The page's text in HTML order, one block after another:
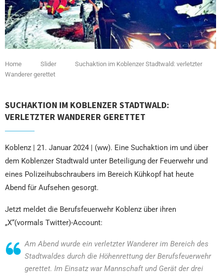
Home Slider
Suchaktion im Koblenzer Stadtwald: verletzter
Wanderer gerettet
SUCHAKTION IM KOBLENZER STADTWALD:
VERLETZTER WANDERER GERETTET
Koblenz | 21. Januar 2024 | (ww). Eine Suchaktion im und über
dem Koblenzer Stadtwald unter Beteiligung der Feuerwehr und
eines Polizeihubschraubers im Bereich Kühkopf hat heute
Abend für Aufsehen gesorgt.
Jetzt meldet die Berufsfeuerwehr Koblenz über ihren
„X“(vormals Twitter)-Account:
Am Abend wurde ein verletzter Wanderer im Bereich des
Stadtwaldes durch die Höhenrettung der Berufsfeuerwehr
gerettet. Im Einsatz war Mannschaft und Gerät der drei